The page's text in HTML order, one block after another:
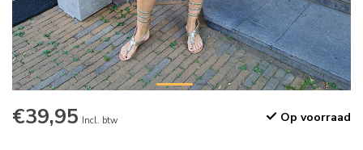
€39,95 Incl. btw Op voorraad